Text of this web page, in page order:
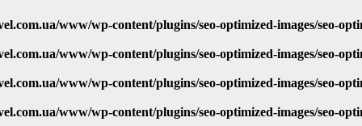
www/wp-content/plugins/seo-optimized-images/seo-
www/wp-content/plugins/seo-optimized-images/seo-
www/wp-content/plugins/seo-optimized-images/seo-
www/wp-content/plugins/seo-optimized-images/seo-